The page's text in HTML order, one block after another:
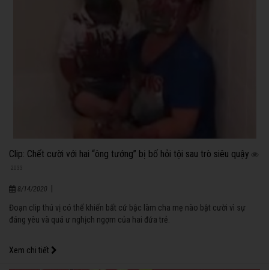
Clip: Chết cười với hai “ông tướng” bị bố hỏi tội sau trò siêu quậy
2033
8/14/2020
Đoạn clip thú vị có thể khiến bất cứ bậc làm cha mẹ nào bật cười vì sự
đáng yêu và quá ư nghịch ngợm của hai đứa trẻ.
Xem chi tiết